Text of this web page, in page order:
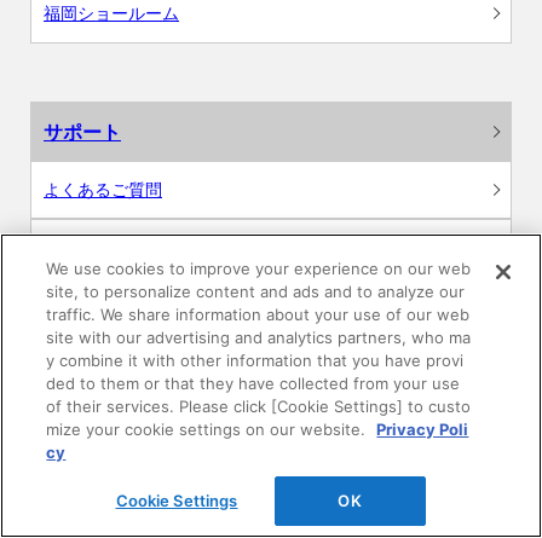
福岡ショールーム
サポート
よくあるご質問
各種データダウンロード
WEB見積・各種シミュレーション
交換用部品の購入
We use cookies to improve your experience on our web
site, to personalize content and ads and to analyze our
traffic. We share information about your use of our web
site with our advertising and analytics partners, who ma
y combine it with other information that you have provi
ded to them or that they have collected from your use
of their services. Please click [Cookie Settings] to custo
mize your cookie settings on our website.
Privacy Poli
cy
Cookie Settings OK